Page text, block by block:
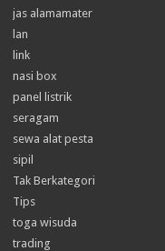
jas alamamater
lan
link
nasi box
panel listrik
seragam
sewa alat pesta
sipil
Tak Berkategori
Tips
toga wisuda
trading